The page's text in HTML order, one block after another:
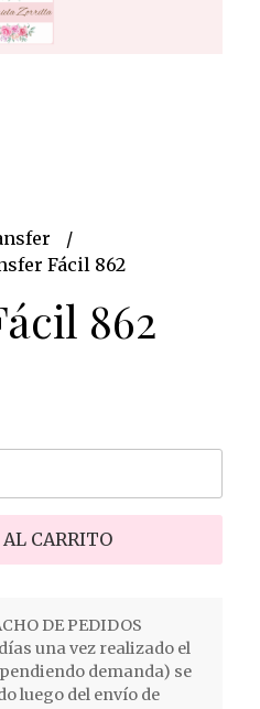
Fácil 862
862
AL CARRITO
DE PEDIDOS
una vez realizado el
demanda) se
luego del envío de